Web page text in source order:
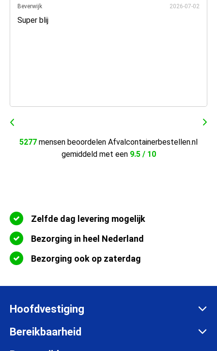
Beverwijk 2026-07-02
Super blij
5277 mensen beoordelen Afvalcontainerbestellen.nl
gemiddeld met een 9.5 / 10
Zelfde dag levering mogelijk
Bezorging in heel Nederland
Bezorging ook op zaterdag
Hoofdvestiging
Zadelmakersstraat 26
Bereikbaarheid